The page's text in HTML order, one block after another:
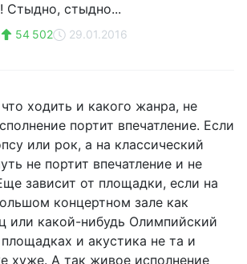
Стыдно, стыдно...
54 502 29.01.2016
ходить и какого жанра, не
портит впечатление. Если
или рок, а на классический
не портит впечатление и не
зависит от площадки, если на
концертном зале как
или какой-нибудь Олимпийский
и акустика не та и
хуже. А так живое исполнение